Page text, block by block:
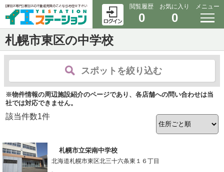
閲覧履歴
0
お気に入り
0
メニュー
札幌市東区の中学校
スポットを絞り込む
※物件情報の周辺施設紹介のページであり、各店舗への問い合わせは当
社では対応できません。
該当件数1件
札幌市立栄南中学校
北海道札幌市東区北三十六条東１６丁目